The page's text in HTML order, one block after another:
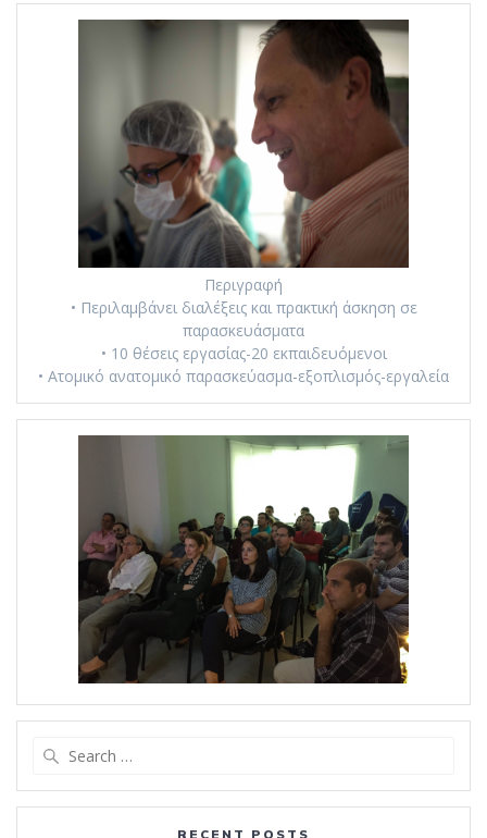
Περιγραφή
• Περιλαμβάνει διαλέξεις και πρακτική άσκηση σε
παρασκευάσματα
• 10 θέσεις εργασίας-20 εκπαιδευόμενοι
• Ατομικό ανατομικό παρασκεύασμα-εξοπλισμός-εργαλεία
RECENT POSTS